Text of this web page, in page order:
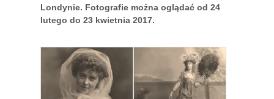
Londynie. Fotografie można oglądać od 24
lutego do 23 kwietnia 2017.